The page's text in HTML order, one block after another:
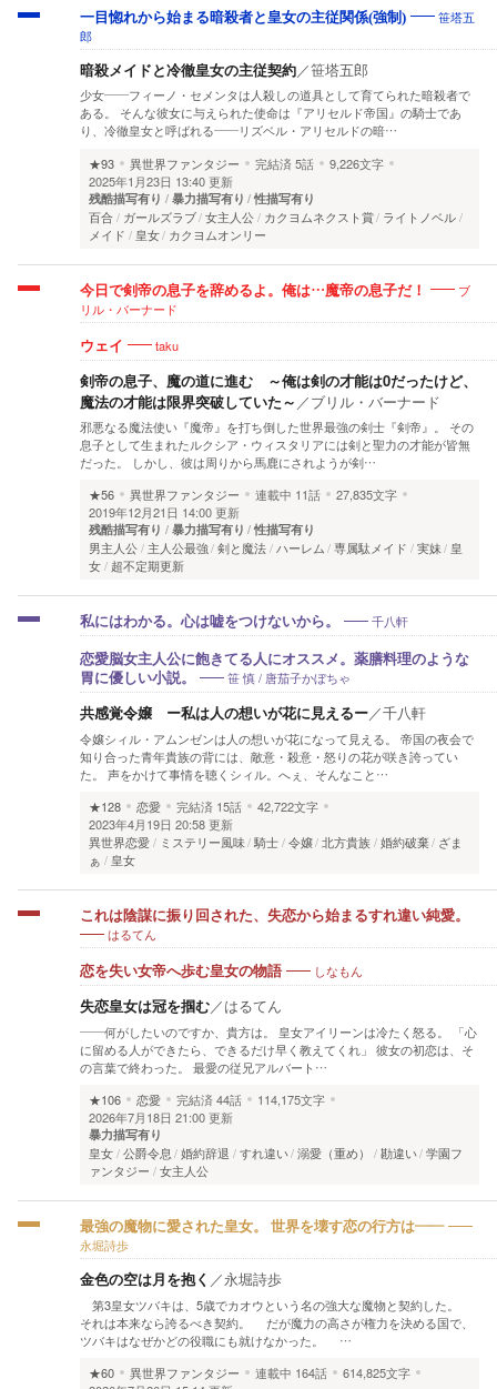
一目惚れから始まる暗殺者と皇女の主従関係(強制)
笹塔五
郎
暗殺メイドと冷徹皇女の主従契約／笹塔五郎
少女――フィーノ・セメンタは人殺しの道具として育てられた暗殺者で
ある。 そんな彼女に与えられた使命は『アリセルド帝国』の騎士であ
り、冷徹皇女と呼ばれる――リズベル・アリセルドの暗…
★93
異世界ファンタジー 完結済5話
9,226文字
2025年1月23日 13:40 更新
残酷描写有り 暴力描写有り 性描写有り
百合 ガールズラブ 女主人公 カクヨムネクスト賞 ライトノベル
メイド
皇女 カクヨムオンリー
今日で剣帝の息子を辞めるよ。俺は…魔帝の息子だ！
ブ
リル・バーナード
ウェイ taku
剣帝の息子、魔の道に進む ～俺は剣の才能は0だったけど、
魔法の才能は限界突破していた～ ／ブリル・バーナード
邪悪なる魔法使い『魔帝』を打ち倒した世界最強の剣士『剣帝』。 その
息子として生まれたルクシア・ウィスタリアには剣と聖力の才能が皆無
だった。 しかし、彼は周りから馬鹿にされようが剣…
★56
異世界ファンタジー 連載中 11話
27,835文字
2019年12月21日 14:00 更新
残酷描写有り 暴力描写有り 性描写有り
男主人公 主人公最強 剣と魔法 ハーレム 専属駄メイド 実妹 皇
女
超不定期更新
私にはわかる。心は嘘をつけないから。 千八軒
恋愛脳女主人公に飽きてる人にオススメ。薬膳料理のような
胃に優しい小説。
笹 慎 / 唐茄子かぼちゃ
共感覚令嬢 ー私は人の想いが花に見えるー／千八軒
令嬢シィル・アムンゼンは人の想いが花になって見える。 帝国の夜会で
知り合った青年貴族の背には、敵意・殺意・怒りの花が咲き誇ってい
た。 声をかけて事情を聴くシィル。へぇ、そんなこと…
★128
恋愛 完結済 15話
42,722文字
2023年4月19日 20:58 更新
異世界恋愛
ミステリー風味 騎士 令嬢 北方貴族 婚約破棄 ざま
ぁ
皇女
これは陰謀に振り回された、失恋から始まるすれ違い純愛。
はるてん
恋を失い女帝へ歩む皇女の物語 しなもん
失恋皇女は冠を掴む／はるてん
――何がしたいのですか、貴方は。 皇女アイリーンは冷たく怒る。 「心
に留める人ができたら、できるだけ早く教えてくれ」 彼女の初恋は、そ
の言葉で終わった。 最愛の従兄アルバート…
★106
恋愛 完結済44話
114,175文字
2026年7月18日 21:00 更新
暴力描写有り
皇女 公爵令息 婚約辞退 すれ違い 溺愛（重め） 勘違い 学園フ
ァンタジー
女主人公
最強の魔物に愛された皇女。 世界を壊す恋の行方は――
永堀詩歩
金色の空は月を抱く ／永堀詩歩
第3皇女ツバキは、5歳でカオウという名の強大な魔物と契約した。
それは本来なら誇るべき契約。 だが魔力の高さが権力を決める国で、
ツバキはなぜかどの役職にも就けなかった。 …
★60
異世界ファンタジー 連載中 164話
614,825文字